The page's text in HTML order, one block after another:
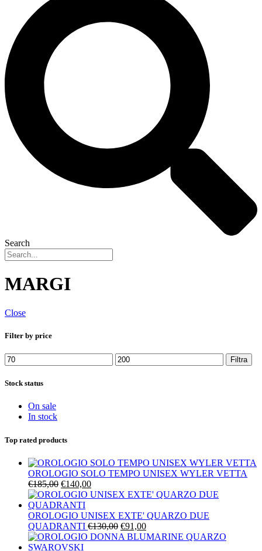
Search
MARGI
Close
Filter by price
Prezzo
Min
Prezzo
Max
Filtra
Stock status
On sale
In stock
Top rated products
OROLOGIO SOLO TEMPO UNISEX WYLER VETTA
€185,00 Il
prezzo
originale
era:
€185,00.
€140,00Il
prezzo
è:
€140,00.
OROLOGIO UNISEX EXTE' QUARZO DUE
QUADRANTI €130,00 Il
prezzo
€91,00Il
prezzo